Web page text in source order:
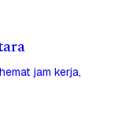
jam kerja,